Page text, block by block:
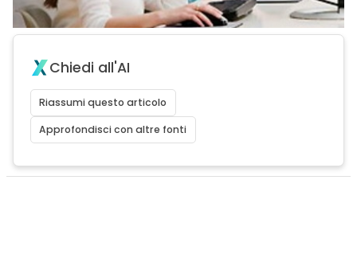
Chiedi all'AI
Riassumi questo articolo
Approfondisci con altre fonti